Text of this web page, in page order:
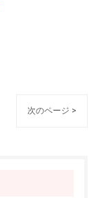
次のページ >